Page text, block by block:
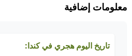
معلومات إضافية
تاريخ اليوم هجري في كندا: